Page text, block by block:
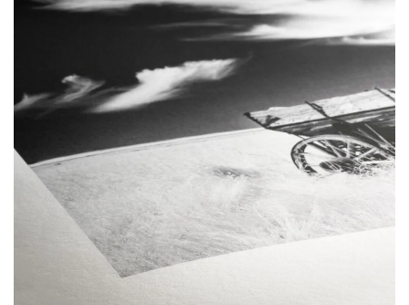
contraste con un brillo especial.